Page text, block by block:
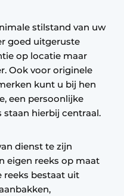
stilstand van uw
goed uitgeruste
op locatie maar
Ook voor originele
kunt u bij hen
een persoonlijke
staan hierbij centraal.
dienst te zijn
eigen reeks op maat
reeks bestaat uit